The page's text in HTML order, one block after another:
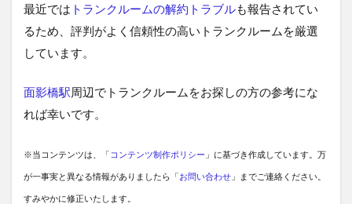
最近では トランクルームの解約トラブルも報告されてい
るため、評判がよく信頼性の高いトランクルームを厳選
しています。
面影橋駅周辺でトランクルームをお探しの方の参考にな
れば幸いです。
※当コンテンツは、「 コンテンツ制作ポリシー 」に基づき作成しています。万
が一事実と異なる情報がありましたら「お問い合わせ 」までご連絡ください。
すみやかに修正いたします。